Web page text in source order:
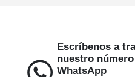
Escríbenos a
nuestro
WhatsApp